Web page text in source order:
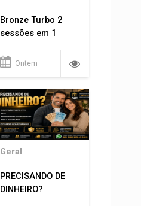
Bronze Turbo 2
sessões em 1
Ontem
Geral
PRECISANDO DE
DINHEIRO?